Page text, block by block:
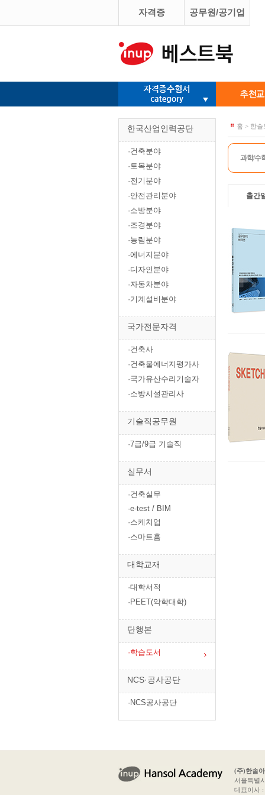
자격증 공무원/공기업
한국산업인력공단
·건축분야
·토목분야
·전기분야
·안전관리분야
·소방분야
·조경분야
·농림분야
·에너지분야
·디자인분야
·자동차분야
·기계설비분야
국가전문자격
·건축사
·건축물에너지평가사
·국가유산수리기술자
·소방시설관리사
기술직공무원
·7급/9급 기술직
실무서
·건축실무
·e-test / BIM
·스케치업
·스마트홈
대학교재
·대학서적
·PEET(약학대학)
단행본
·학습도서
NCS·공사공단
·NCS공사공단
홈 > 한
과학/수
출간
(주)한솔
서울특별
대표이사